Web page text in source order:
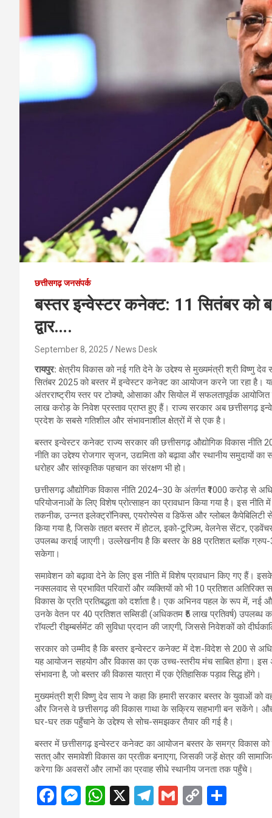
छत्तीसगढ़ जनसंपर्क
बस्तर इन्वेस्टर कनेक्ट: 11 सितंबर को
द्वार….
September 8, 2025 News Desk
रायपुर: क्षेत्रीय विकास को नई गति देने के उद्देश्य से मुख्यमंत्री श्री विष्णु
सितंबर 2025 को बस्तर में इन्वेस्टर कनेक्ट का आयोजन करने जा रहा है।
अंतरराष्ट्रीय स्तर पर टोक्यो, ओसाका और सियोल में सफलतापूर्वक
लाख करोड़ के निवेश प्रस्ताव प्राप्त हुए हैं। राज्य सरकार अब छत्तीसगढ़
प्रदेश के सबसे गतिशील और संभावनाशील क्षेत्रों में से एक है।
बस्तर इन्वेस्टर कनेक्ट राज्य सरकार की छत्तीसगढ़ औद्योगिक विकास नीति
नीति का उद्देश्य रोजगार सृजन, उद्यमिता को बढ़ावा और स्थानीय
धरोहर और सांस्कृतिक पहचान का संरक्षण भी हो।
छत्तीसगढ़ औद्योगिक विकास नीति 2024–30 के अंतर्गत ₹1000 करोड़ से
परियोजनाओं के लिए विशेष प्रोत्साहन का प्रावधान किया गया है। इस
तकनीक, उन्नत इलेक्ट्रॉनिक्स, एयरोस्पेस व डिफेंस और ग्लोबल कैपेबिलिटी
किया गया है, जिसके तहत बस्तर में होटल, इको-टूरिज़्म, वेलनेस सेंटर,
उपलब्ध कराई जाएगी। उल्लेखनीय है कि बस्तर के 88 प्रतिशत ब्लॉक
सकेगा।
समावेशन को बढ़ावा देने के लिए इस नीति में विशेष प्रावधान किए गए हैं।
नक्सलवाद से प्रभावित परिवारों और व्यक्तियों को भी 10 प्रतिशत
विकास के प्रति प्रतिबद्धता को दर्शाता है। एक अभिनव पहल के रूप में, नई
उनके वेतन पर 40 प्रतिशत सब्सिडी (अधिकतम ₹5 लाख प्रतिवर्ष) उपलब्ध
रॉयल्टी रीइम्बर्समेंट की सुविधा प्रदान की जाएगी, जिससे निवेशकों को
सरकार को उम्मीद है कि बस्तर इन्वेस्टर कनेक्ट में देश-विदेश से 200 से
यह आयोजन सहयोग और विकास का एक उच्च-स्तरीय मंच साबित होगा। इस
संभावना है, जो बस्तर की विकास यात्रा में एक ऐतिहासिक पड़ाव सिद्ध होंगे।
मुख्यमंत्री श्री विष्णु देव साय ने कहा कि हमारी सरकार बस्तर के युवाओं
और जिनसे वे छत्तीसगढ़ की विकास गाथा के सक्रिय सहभागी बन सकेंगे।
घर-घर तक पहुँचाने के उद्देश्य से सोच-समझकर तैयार की गई है।
बस्तर में छत्तीसगढ़ इन्वेस्टर कनेक्ट का आयोजन बस्तर के समग्र विकास को
सतत् और समावेशी विकास का प्रतीक बनाएगा, जिसकी जड़ें क्षेत्र की
करेगा कि अवसरों और लाभों का प्रवाह सीधे स्थानीय जनता तक पहुँचे।
F
M W X
T
G
C